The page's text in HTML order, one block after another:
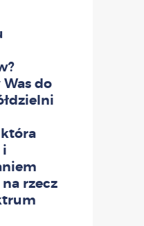
do
która
i
rzecz